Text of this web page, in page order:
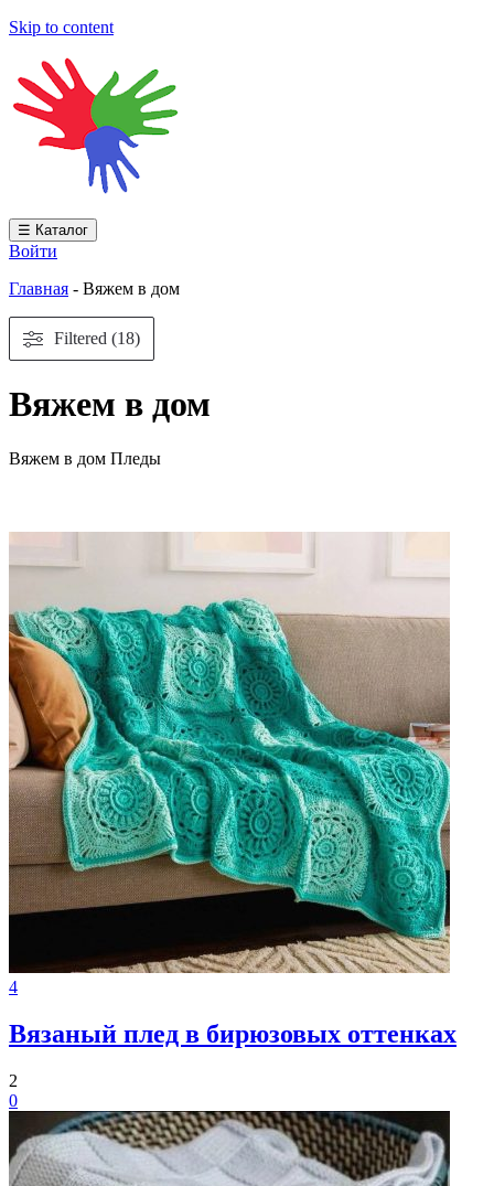
Skip to content
☰ Каталог
Войти
Главная - Вяжем в дом
Filtered (18)
Вяжем в дом
Вяжем в дом Пледы
4
Вязаный плед в бирюзовых оттенках
2
0